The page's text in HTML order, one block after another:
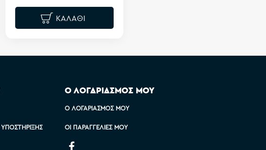
ΚΑΛΆΘΙ
ΥΠΟΣΤΉΡΙΞΗΣ
Ο ΛΟΓΑΡΙΑΣΜΟΣ ΜΟΥ
Ο ΛΟΓΑΡΙΑΣΜΌΣ ΜΟΥ
ΟΙ ΠΑΡΑΓΓΕΛΊΕΣ ΜΟΥ